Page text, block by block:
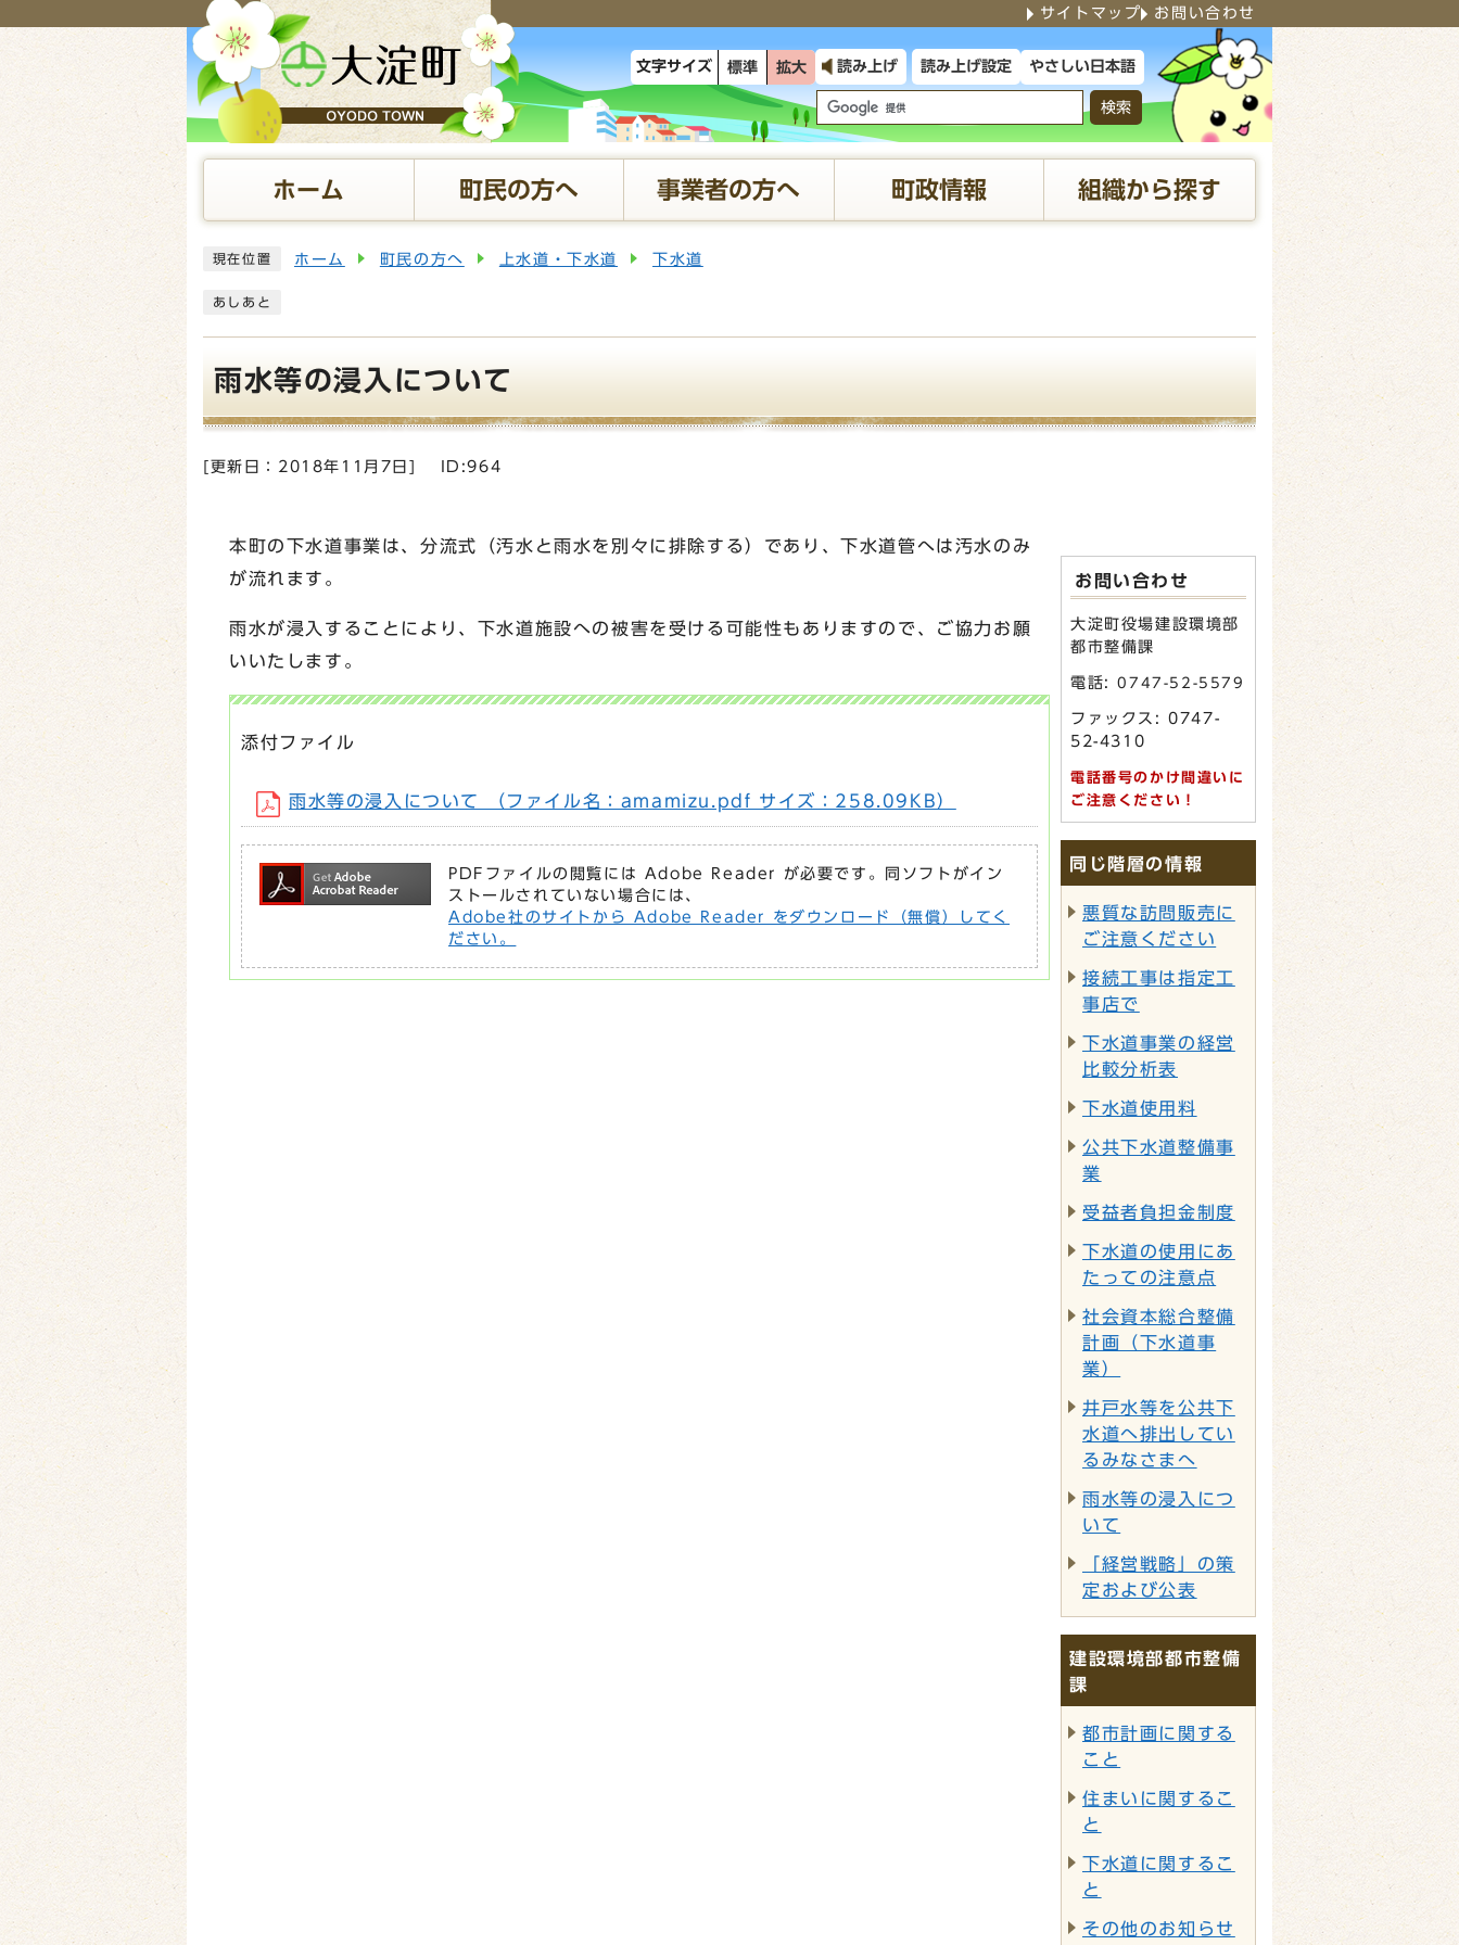
サイトマップ お問い合わせ
文字サイズ 標準 拡大 読み上げ 読み上げ設定 やさしい日本語
検索
ホーム 町民の方へ 事業者の方へ 町政情報 組織から探す
ここから本文です 現在位置 ホーム 町民の方へ 上水道・下水道 下水道
あしあと
雨水等の浸入について
[更新日： 2018年11月7日 ID:964
本町の下水道事業は、分流式（汚水と雨水を別々に排除する）であり、下水道管へは汚水のみ
が流れます。
雨水が浸入することにより、下水道施設への被害を受ける可能性もありますので、ご協力お願
いいたします。
添付ファイル
雨水等の浸入について （ファイル名：amamizu.pdf サイズ：258.09KB）
PDFファイルの閲覧には Adobe Reader が必要です。同ソフトがイン
ストールされていない場合には、
Adobe社のサイトから Adobe Reader をダウンロード（無償）してく
ださい。
お問い合わせ
大淀町役場建設環境部
都市整備課
電話:0747-52-5579
ファックス: 0747-
52-4310
電話番号のかけ間違いに
ご注意ください！
同じ階層の情報
悪質な訪問販売に
ご注意ください
接続工事は指定工
事店で
下水道事業の経営
比較分析表
下水道使用料
公共下水道整備事
業
受益者負担金制度
下水道の使用にあ
たっての注意点
社会資本総合整備
計画（下水道事
業）
井戸水等を公共下
水道へ排出してい
るみなさまへ
雨水等の浸入につ
いて
「経営戦略」の策
定および公表
建設環境部都市整備
課
都市計画に関する
こと
住まいに関するこ
と
下水道に関するこ
と
その他のお知らせ